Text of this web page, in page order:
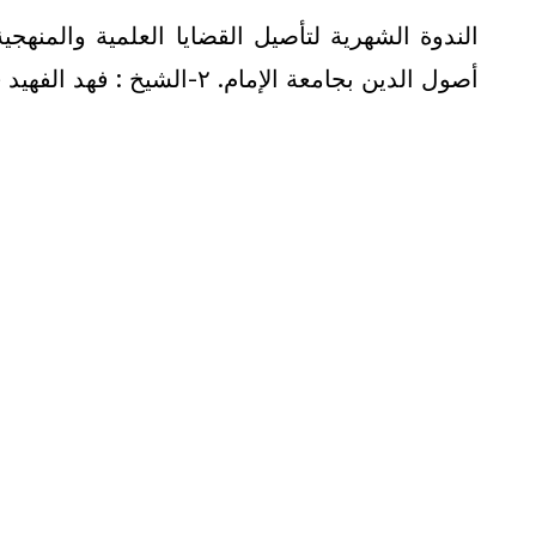
أصول الدين بجامعة الإمام. ٢-الشيخ : فهد الفهيد - عضو هيئة التدريس بقسم العقيدة. وبحضور الشيخ الفاضل/ سالم بن سعد الطويل